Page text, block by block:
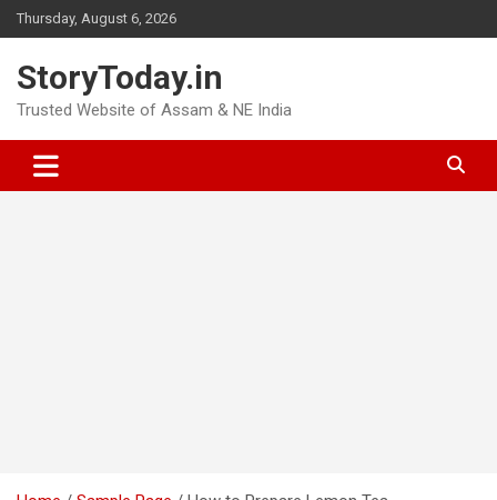
Skip
to
Thursday, August 6, 2026
StoryToday.in
Trusted Website of Assam & NE India